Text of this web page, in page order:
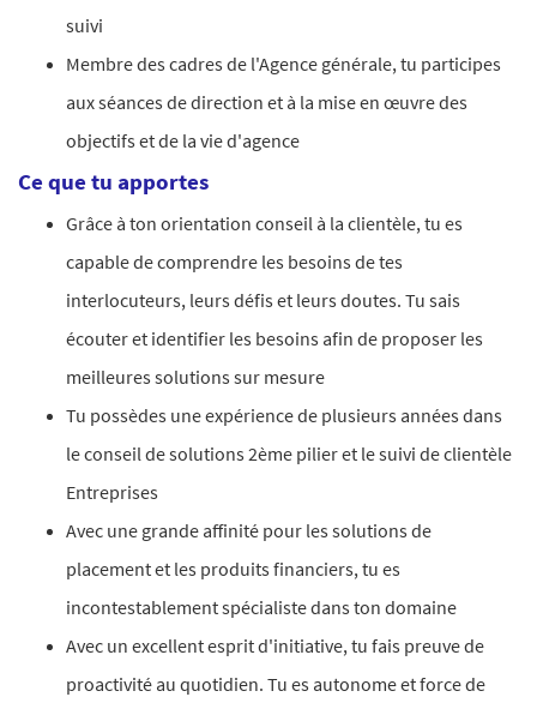
suivi
Membre des cadres de l'Agence générale, tu participes
aux séances de direction et à la mise en œuvre des
objectifs et de la vie d'agence
Ce que tu apportes
Grâce à ton orientation conseil à la clientèle, tu es
capable de comprendre les besoins de tes
interlocuteurs, leurs défis et leurs doutes. Tu sais
écouter et identifier les besoins afin de proposer les
meilleures solutions sur mesure
Tu possèdes une expérience de plusieurs années dans
le conseil de solutions 2ème pilier et le suivi de clientèle
Entreprises
Avec une grande affinité pour les solutions de
placement et les produits financiers, tu es
incontestablement spécialiste dans ton domaine
Avec un excellent esprit d'initiative, tu fais preuve de
proactivité au quotidien. Tu es autonome et force de